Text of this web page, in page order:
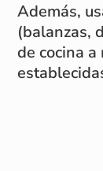
Además,
(balanzas,
de cocina